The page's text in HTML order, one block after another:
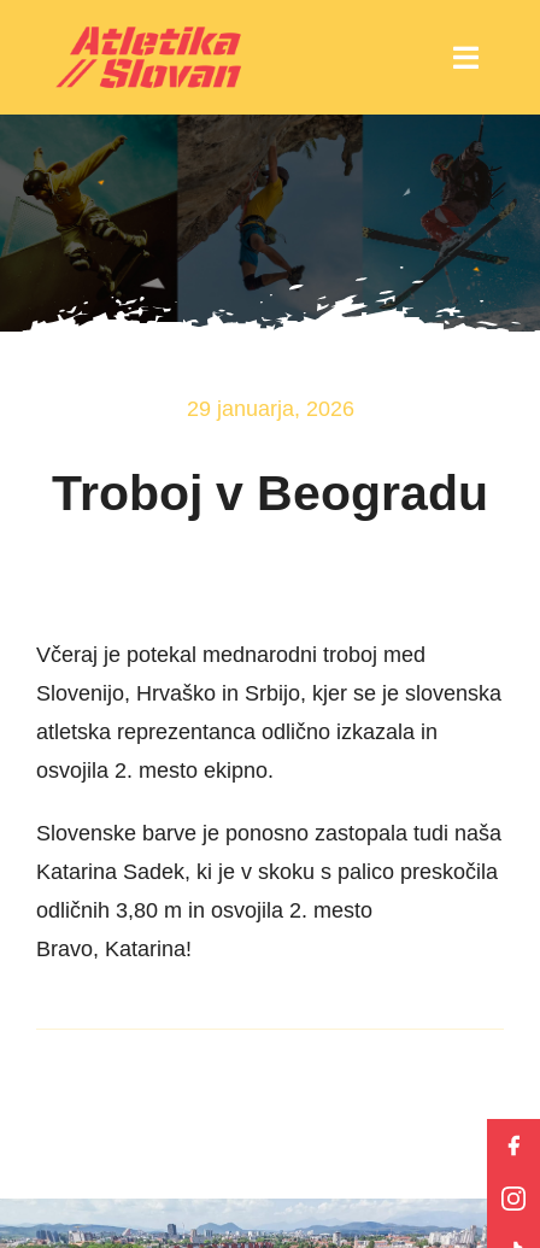
content
Toggle
Atletika
Društvo
Trgovina
29 januarja, 2026
Troboj v Beogradu
Včeraj je potekal mednarodni troboj med
Slovenijo, Hrvaško in Srbijo, kjer se je slovenska
atletska reprezentanca odlično izkazala in
osvojila 2. mesto ekipno.
Slovenske barve je ponosno zastopala tudi naša
Katarina Sadek, ki je v skoku s palico preskočila
odličnih 3,80 m in osvojila 2. mesto
Bravo, Katarina!